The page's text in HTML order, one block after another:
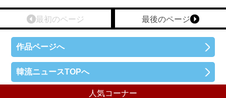
最後のページ
最初のページ
作品ページへ
韓流ニュースTOPへ
人気コーナー